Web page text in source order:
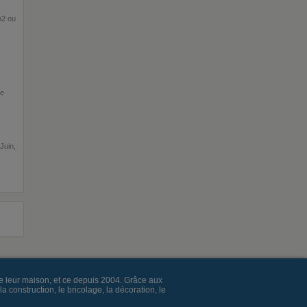
ou
leur maison, et ce depuis 2004. Grâce aux
construction, le bricolage, la décoration, le